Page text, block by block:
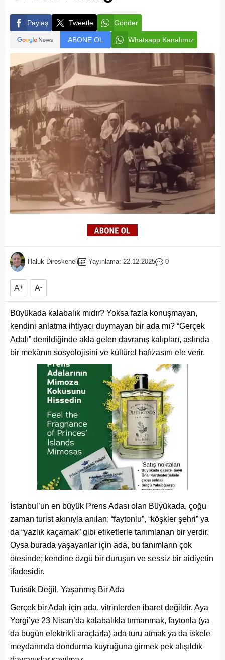
Paylaş Tweetle Gönder
ABONE OL Whatsapp Kanalımız
Haluk Direskeneli Yayınlama: 22.12.2025 0
A+ A-
Büyükada kalabalık mıdır? Yoksa fazla konuşmayan,
kendini anlatma ihtiyacı duymayan bir ada mı? “Gerçek
Adalı” denildiğinde akla gelen davranış kalıpları, aslında
bir mekânın sosyolojisini ve kültürel hafızasını ele verir.
İstanbul’un en büyük Prens Adası olan Büyükada, çoğu
zaman turist akınıyla anılan; “faytonlu”, “köşkler şehri” ya
da “yazlık kaçamak” gibi etiketlerle tanımlanan bir yerdir.
Oysa burada yaşayanlar için ada, bu tanımların çok
ötesinde; kendine özgü bir duruşun ve sessiz bir aidiyetin
ifadesidir.
Turistik Değil, Yaşanmış Bir Ada
Gerçek bir Adalı için ada, vitrinlerden ibaret değildir. Aya
Yorgi’ye 23 Nisan’da kalabalıkla tırmanmak, faytonla (ya
da bugün elektrikli araçlarla) ada turu atmak ya da iskele
meydanında dondurma kuyruğuna girmek pek alışıldık